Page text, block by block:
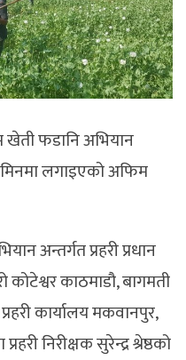
खेती फडानि अभियान
लगाइएको अफिम
अन्तर्गत प्रहरी प्रधान
काठमाडौ, बागमती
कार्यालय मकवानपुर,
निरीक्षक सुरेन्द्र श्रेष्ठको